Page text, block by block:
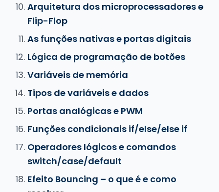
Arquitetura dos microprocessadores e
Flip-Flop
As funções nativas e portas digitais
Lógica de programação de botões
Variáveis de memória
Tipos de variáveis e dados
Portas analógicas e PWM
Funções condicionais if/else/else if
Operadores lógicos e comandos
switch/case/default
Efeito Bouncing – o que é e como